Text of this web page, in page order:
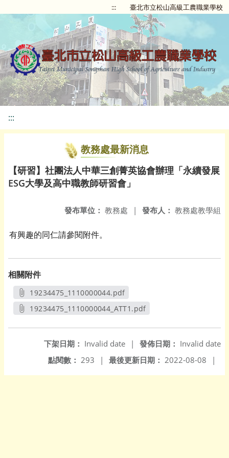
::: 臺北市立松山高級工農職業學校
:::
教務處最新消息
【研習】社團法人中華三創菁英協會辦理「永續發展
ESG大學及高中職教師研習會」
發布人： 教務處教學組
發布單位： 教務處 |
有興趣的同仁請參閱附件。
相關附件
19234475_1110000044.pdf
另開新視窗
19234475_1110000044_ATT1.pdf
發佈日期： Invalid date
下架日期： Invalid date
|
最後更新日期： 2022-08-08 |
點閱數： 293 |